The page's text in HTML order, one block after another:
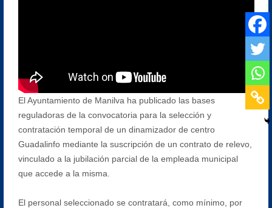
El Ayuntamiento de Manilva ha publicado las bases
reguladoras de la convocatoria para la selección y
contratación temporal de un dinamizador de centro
Guadalinfo mediante la suscripción de un contrato de relevo,
vinculado a la jubilación parcial de la empleada municipal
que accede a la misma.
El personal seleccionado se contratará, como mínimo, por